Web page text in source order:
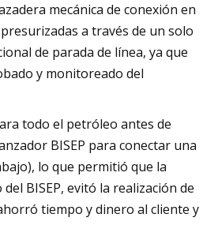
mecánica de conexión en
a través de un solo
de parada de línea, ya que
y monitoreado del
todo el petróleo antes de
BISEP para conectar una
lo que permitió que la
BISEP, evitó la realización de
tiempo y dinero al cliente y